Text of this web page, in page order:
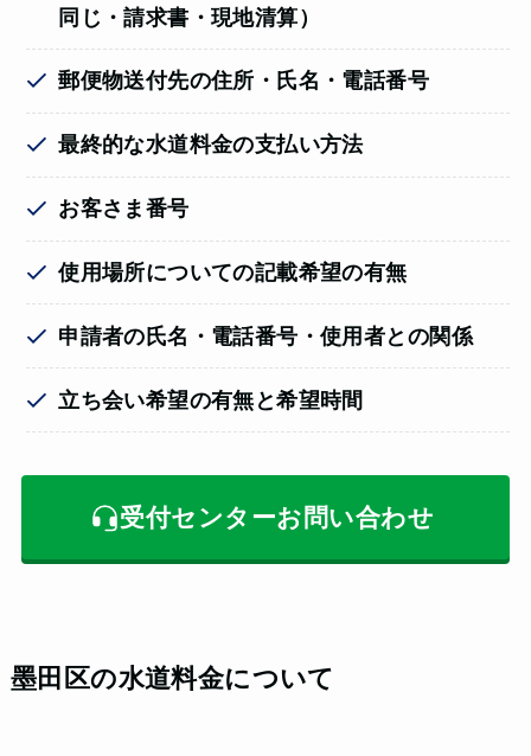
同じ・請求書・現地清算）
郵便物送付先の住所・氏名・電話番号
最終的な水道料金の支払い方法
お客さま番号
使用場所についての記載希望の有無
申請者の氏名・電話番号・使用者との関係
立ち会い希望の有無と希望時間
受付センターお問い合わせ
墨田区の水道料金について